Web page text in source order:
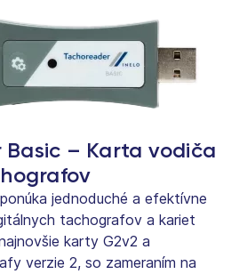
Basic – Karta vodiča
jednoduché a efektívne
tachografov a kariet
karty G2v2 a
verzie 2, so zameraním na